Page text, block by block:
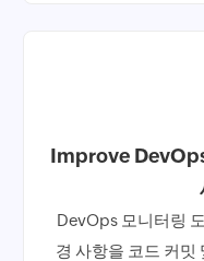
Improve
DevOps 모니터링
경 사항을 코드 커밋